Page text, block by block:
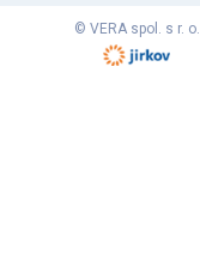
© VERA spol. s r. o.